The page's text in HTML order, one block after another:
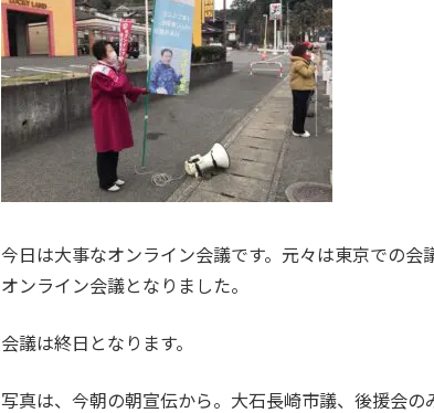
今日は大事なオンライン会議です。元々は東京での会
オンライン会議となりました。
会議は終日となります。
写真は、今朝の朝宣伝から。大石長崎市議、後援会の